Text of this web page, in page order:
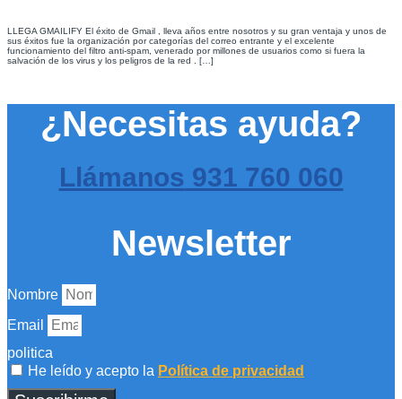
LLEGA GMAILIFY El éxito de Gmail , lleva años entre nosotros y su gran ventaja y unos de
sus éxitos fue la organización por categorías del correo entrante y el excelente
funcionamiento del filtro anti-spam, venerado por millones de usuarios como si fuera la
salvación de los virus y los peligros de la red . […]
¿Necesitas ayuda?
Llámanos 931 760 060
Newsletter
Nombre
Email
politica
He leído y acepto la Política de privacidad